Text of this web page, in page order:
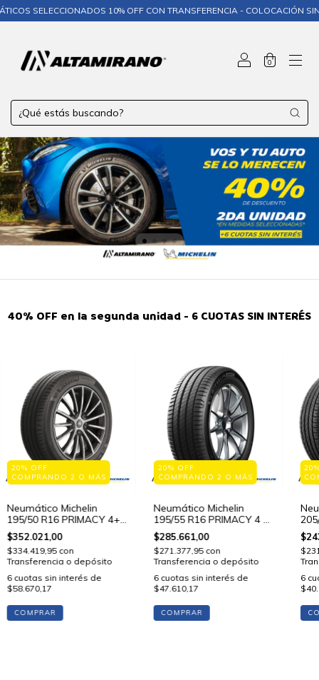
10% OFF CON TRANSFERENCIA - COLOCACIÓN SIN COSTO❄️
0
40% OFF en la segunda unidad - 6 CUOTAS SIN INTERÉS
20% OFF
COMPRANDO 2 O MÁS
Neumático Michelin
195/50 R16 PRIMACY 4+
88 V STD
$352.021,00
$334.419,95 con
Transferencia o depósito
6 cuotas sin interés de
$58.670,17
COMPRAR
20% OFF
COMPRANDO 2 O MÁS
Neumático Michelin
195/55 R16 PRIMACY 4 87
V STD
$285.661,00
$271.377,95 con
Transferencia o depósito
6 cuotas sin interés de
$47.610,17
COMPRAR
V
6